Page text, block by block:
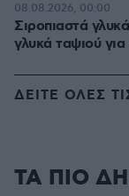
Σιροπιαστά
γλυκά ταψιού για
08.08.2026, 00:00
ΔΕΙΤΕ ΟΛΕΣ
ΤΑ ΠΙΟ